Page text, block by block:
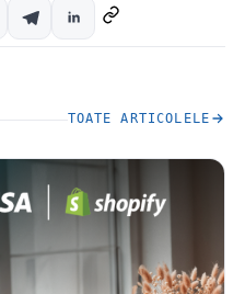
TOATE ARTICOLELE